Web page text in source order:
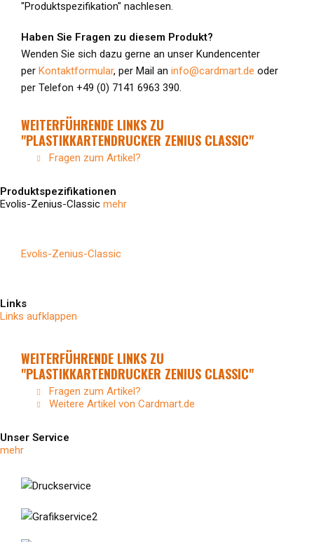
"Produktspezifikation" nachlesen.
Haben Sie Fragen zu diesem Produkt?
Wenden Sie sich dazu gerne an unser Kundencenter
per Kontaktformular, per Mail an info@cardmart.de oder
per Telefon +49 (0) 7141 6963 390.
WEITERFÜHRENDE LINKS ZU
"PLASTIKKARTENDRUCKER ZENIUS CLASSIC"
Fragen zum Artikel?
Produktspezifikationen
Evolis-Zenius-Classic mehr
Evolis-Zenius-Classic
Links
Links aufklappen
WEITERFÜHRENDE LINKS ZU
"PLASTIKKARTENDRUCKER ZENIUS CLASSIC"
Fragen zum Artikel?
Weitere Artikel von Cardmart.de
Unser Service
mehr